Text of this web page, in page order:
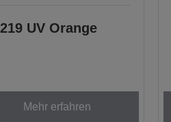
UV Orange
Mehr erfahren